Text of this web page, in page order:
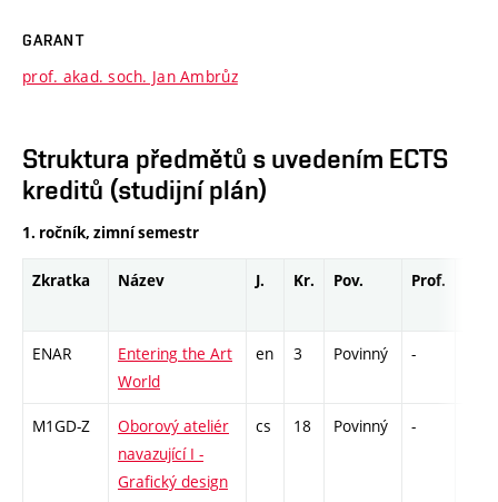
GARANT
prof. akad. soch. Jan Ambrůz
Struktura předmětů s uvedením ECTS
kreditů (studijní plán)
1. ročník, zimní semestr
Zkratka Název J. Kr. Pov. Prof.
ENAR
Entering the Art
World
en 3 Povinný -
M1GD-Z
Oborový ateliér
navazující I -
Grafický design
cs 18 Povinný -